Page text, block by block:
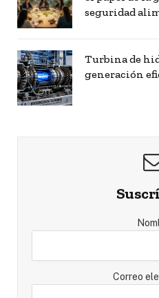
seguridad
Turbina de
generación
Correo